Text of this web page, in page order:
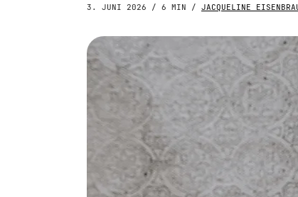
3. JUNI 2026 / 6 MIN / JACQUELINE